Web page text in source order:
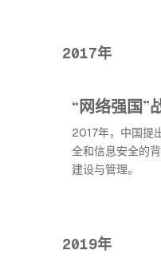
2017年
“网络强国”
2017年，中国提
全和信息安全的
建设与管理。
2019年